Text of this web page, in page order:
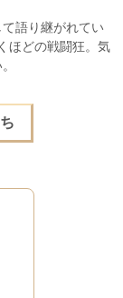
語り継がれてい
どの戦闘狂。 気